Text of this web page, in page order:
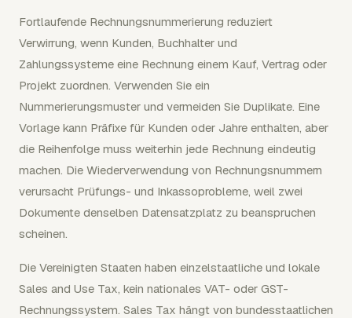
Fortlaufende Rechnungsnummerierung reduziert
Verwirrung, wenn Kunden, Buchhalter und
Zahlungssysteme eine Rechnung einem Kauf, Vertrag oder
Projekt zuordnen. Verwenden Sie ein
Nummerierungsmuster und vermeiden Sie Duplikate. Eine
Vorlage kann Präfixe für Kunden oder Jahre enthalten, aber
die Reihenfolge muss weiterhin jede Rechnung eindeutig
machen. Die Wiederverwendung von Rechnungsnummern
verursacht Prüfungs- und Inkassoprobleme, weil zwei
Dokumente denselben Datensatzplatz zu beanspruchen
scheinen.
Die Vereinigten Staaten haben einzelstaatliche und lokale
Sales and Use Tax, kein nationales VAT- oder GST-
Rechnungssystem. Sales Tax hängt von bundesstaatlichen